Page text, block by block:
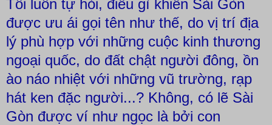
Tôi luôn tự hỏi, điều gì khiến Sài Gòn
được ưu ái gọi tên như thế, do vị trí địa
lý phù hợp với những cuộc kinh thương
ngoại quốc, do đất chật người đông, ồn
ào náo nhiệt với những vũ trường, rạp
hát ken đặc người...? Không, có lẽ Sài
Gòn được ví như ngọc là bởi con